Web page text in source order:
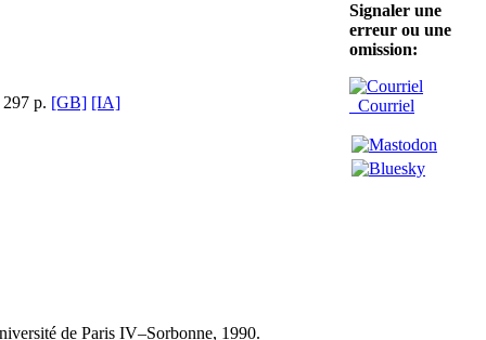
p. [GB] [IA]
de Paris IV–Sorbonne, 1990.
Signaler une
erreur ou une
omission:
Courriel